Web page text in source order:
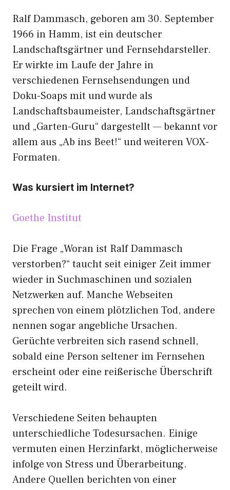
Ralf Dammasch, geboren am 30. September
1966 in Hamm, ist ein deutscher
Landschaftsgärtner und Fernsehdarsteller.
Er wirkte im Laufe der Jahre in
verschiedenen Fernsehsendungen und
Doku-Soaps mit und wurde als
Landschaftsbaumeister, Landschaftsgärtner
und „Garten-Guru“ dargestellt — bekannt vor
allem aus „Ab ins Beet!“ und weiteren VOX-
Formaten.
Was kursiert im Internet?
Goethe Institut
Die Frage „Woran ist Ralf Dammasch
verstorben?“ taucht seit einiger Zeit immer
wieder in Suchmaschinen und sozialen
Netzwerken auf. Manche Webseiten
sprechen von einem plötzlichen Tod, andere
nennen sogar angebliche Ursachen.
Gerüchte verbreiten sich rasend schnell,
sobald eine Person seltener im Fernsehen
erscheint oder eine reißerische Überschrift
geteilt wird.
Verschiedene Seiten behaupten
unterschiedliche Todesursachen. Einige
vermuten einen Herzinfarkt, möglicherweise
infolge von Stress und Überarbeitung.
Andere Quellen berichten von einer